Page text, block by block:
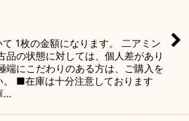
1枚の金額になります。 二アミン
品の状態に対しては、個人差があり
端にこだわりのある方は、ご購入を
。 ■在庫は十分注意しております
…